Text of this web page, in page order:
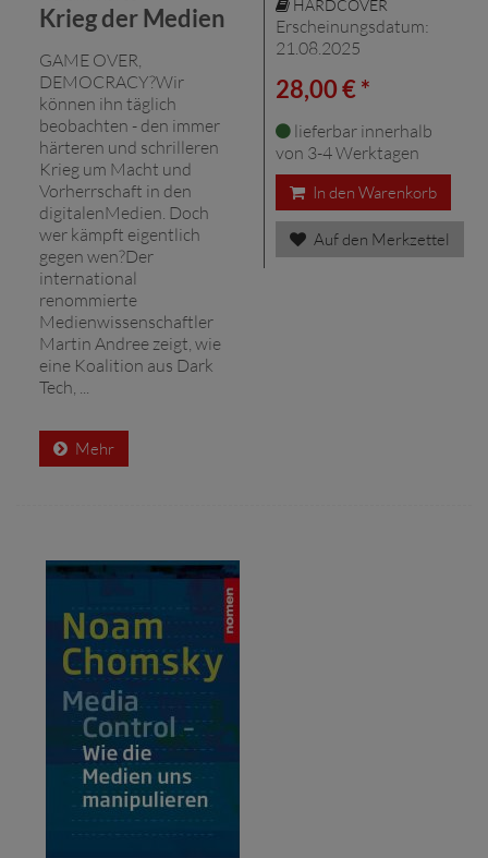
Krieg der Medien
GAME OVER,
DEMOCRACY?Wir
können ihn täglich
beobachten - den immer
härteren und schrilleren
Krieg um Macht und
Vorherrschaft in den
digitalenMedien. Doch
wer kämpft eigentlich
gegen wen?Der
international
renommierte
Medienwissenschaftler
Martin Andree zeigt, wie
eine Koalition aus Dark
Tech, ...
Mehr
HARDCOVER
Erscheinungsdatum:
21.08.2025
28,00 € *
lieferbar innerhalb
von 3-4 Werktagen
In den Warenkorb
Auf den Merkzettel